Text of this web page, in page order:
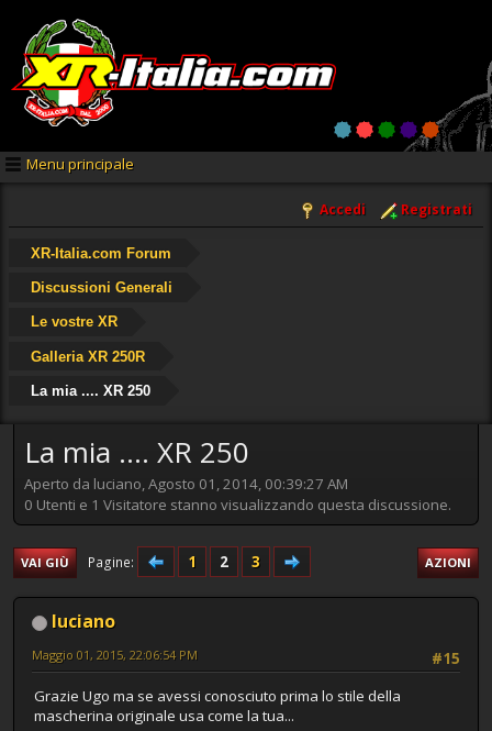
Menu principale
Accedi Registrati
XR-Italia.com Forum
Discussioni Generali
Le vostre XR
Galleria XR 250R
La mia .... XR 250
La mia .... XR 250
Aperto da luciano, Agosto 01, 2014, 00:39:27 AM
0 Utenti e 1 Visitatore stanno visualizzando questa discussione.
VAI GIÙ Pagine 1 2 3 AZIONI
luciano
#15
Maggio 01, 2015, 22:06:54 PM
Grazie Ugo ma se avessi conosciuto prima lo stile della
mascherina originale usa come la tua...